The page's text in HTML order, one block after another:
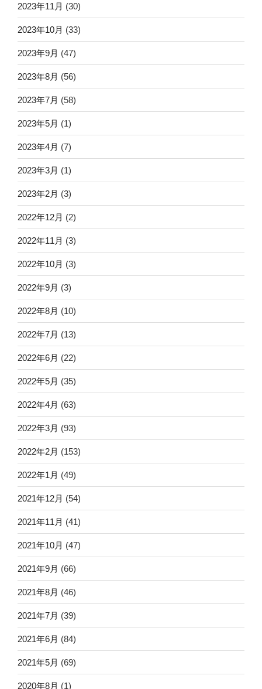
2023年11月 (30)
2023年10月 (33)
2023年9月 (47)
2023年8月 (56)
2023年7月 (58)
2023年5月 (1)
2023年4月 (7)
2023年3月 (1)
2023年2月 (3)
2022年12月 (2)
2022年11月 (3)
2022年10月 (3)
2022年9月 (3)
2022年8月 (10)
2022年7月 (13)
2022年6月 (22)
2022年5月 (35)
2022年4月 (63)
2022年3月 (93)
2022年2月 (153)
2022年1月 (49)
2021年12月 (54)
2021年11月 (41)
2021年10月 (47)
2021年9月 (66)
2021年8月 (46)
2021年7月 (39)
2021年6月 (84)
2021年5月 (69)
2020年8月 (1)